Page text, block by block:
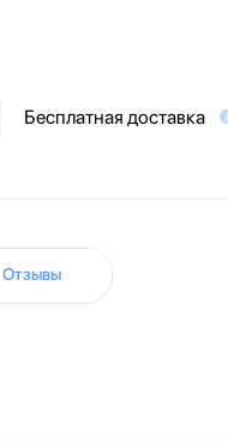
Бесплатная доставка
Отзывы